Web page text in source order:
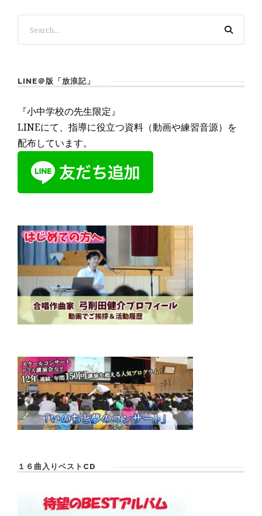
LINE＠版「放浪記」
『小中学校の先生限定』
LINEにて、指導に役立つ資料（動画や練習音源）を
配布しています。
１６曲入りベストCD